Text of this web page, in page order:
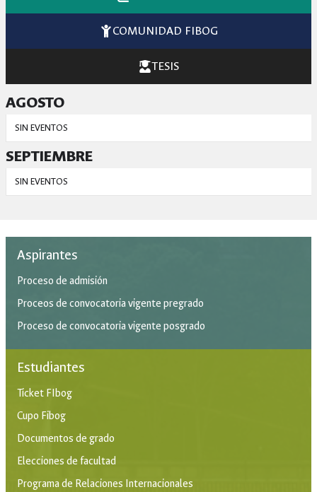
COMUNIDAD FIBOG
TESIS
AGOSTO
SIN EVENTOS
SEPTIEMBRE
SIN EVENTOS
Aspirantes
Proceso de admisión
Proceos de convocatoria vigente pregrado
Proceso de convocatoria vigente posgrado
Estudiantes
Ticket FIbog
Cupo Fibog
Documentos de grado
Elecciones de facultad
Programa de Relaciones Internacionales